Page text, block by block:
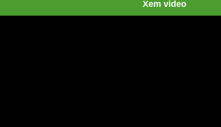
Xem video